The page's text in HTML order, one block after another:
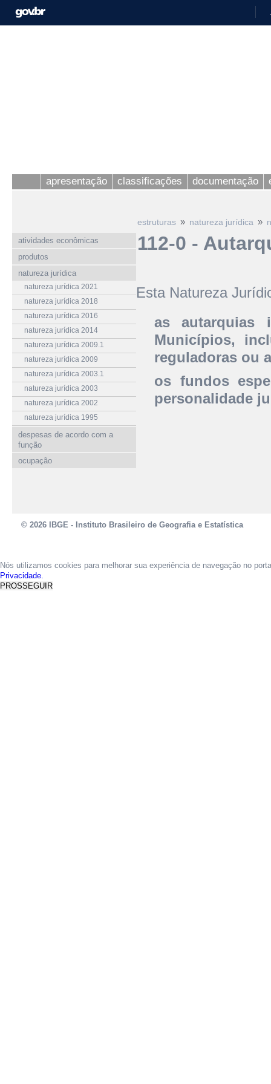
apresentação classificações documentação
atividades econômicas
produtos
natureza jurídica
natureza jurídica 2021
natureza jurídica 2018
natureza jurídica 2016
natureza jurídica 2014
natureza jurídica 2009.1
natureza jurídica 2009
natureza jurídica 2003.1
natureza jurídica 2003
natureza jurídica 2002
natureza jurídica 1995
despesas de acordo com a
função
ocupação
estruturas » natureza jurídica »
112-0 -
Esta Natureza
as autarquias
Municípios,
reguladoras ou
os fundos
personalidade
© 2026 IBGE - Instituto Brasileiro de Geografia e Estatística
Nós utilizamos cookies para melhorar sua experiência de navegação no
Privacidade.
PROSSEGUIR